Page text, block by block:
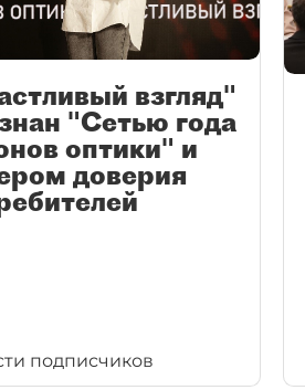
взгляд"
"Сетью года
оптики" и
доверия
подписчиков